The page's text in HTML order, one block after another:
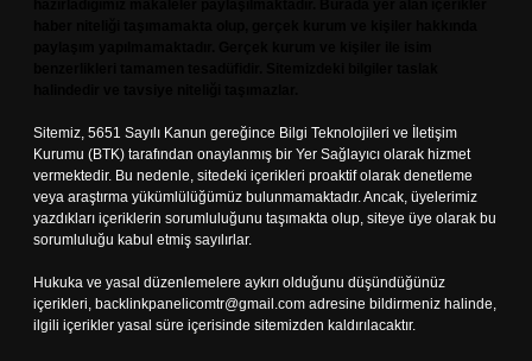
Sitemiz, 5651 Sayılı Kanun gereğince Bilgi Teknolojileri ve İletişim
Kurumu (BTK) tarafından onaylanmış bir Yer Sağlayıcı olarak hizmet
vermektedir. Bu nedenle, sitedeki içerikleri proaktif olarak denetleme
veya araştırma yükümlülüğümüz bulunmamaktadır. Ancak, üyelerimiz
yazdıkları içeriklerin sorumluluğunu taşımakta olup, siteye üye olarak bu
sorumluluğu kabul etmiş sayılırlar.
Hukuka ve yasal düzenlemelere aykırı olduğunu düşündüğünüz
içerikleri, backlinkpanelicomtr@gmail.com adresine bildirmeniz halinde,
ilgili içerikler yasal süre içerisinde sitemizden kaldırılacaktır.